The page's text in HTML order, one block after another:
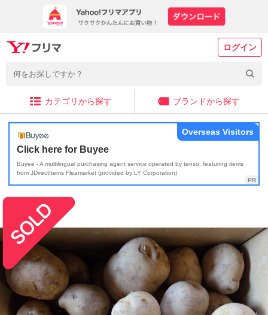
ログイン
カテゴリから探す ブランドから探す
Click here for Buyee
Buyee - A multilingual purchasing agent service operated by tenso, featuring items
from JDirectItems Fleamarket (provided by LY Corporation)
Overseas Visitors